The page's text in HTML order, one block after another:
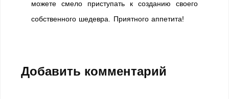
можете смело приступать к созданию своего
собственного шедевра. Приятного аппетита!
Добавить комментарий